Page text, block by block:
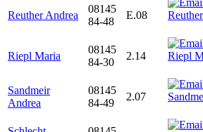
Reuther Andrea
08145
84-48
E.08
Riepl Maria
08145
84-30
2.14
Sandmeir
Andrea
08145
84-49
2.07